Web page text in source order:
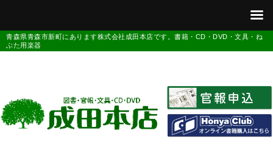
青森県青森市新町にあります株式会社成田本店です。書籍・CD・DVD・文具・ね
ぶた用楽器